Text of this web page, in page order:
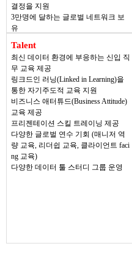
결정을 지원
3만명에 달하는 글로벌 네트워크 보
유
Talent
최신 데이터 환경에 부응하는 신입 직
무 교육 제공
링크드인 러닝(Linked in Learning)을
통한 자기주도적 교육 지원
비즈니스 애터튜드(Business Attitude)
교육 제공
프리젠테이션 스킬 트레이닝 제공
다양한 글로벌 연수 기회(매니저 역
량 교육, 리더쉽 교육, 클라이언트 faci
ng 교육)
다양한 데이터 툴 스터디 그룹 운영